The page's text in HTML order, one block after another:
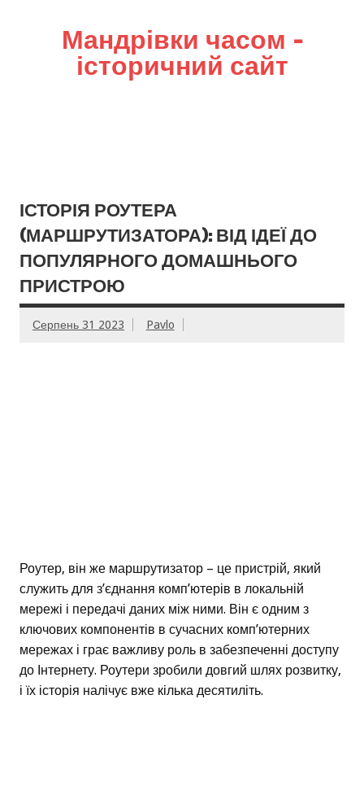
Мандрівки часом –
історичний сайт
ІСТОРІЯ РОУТЕРА
(МАРШРУТИЗАТОРА): ВІД ІДЕЇ ДО
ПОПУЛЯРНОГО ДОМАШНЬОГО
ПРИСТРОЮ
Серпень 31 2023 Pavlo
Роутер, він же маршрутизатор – це пристрій, який
служить для з’єднання комп’ютерів в локальній
мережі і передачі даних між ними. Він є одним з
ключових компонентів в сучасних комп’ютерних
мережах і грає важливу роль в забезпеченні доступу
до Інтернету. Роутери зробили довгий шлях розвитку,
і їх історія налічує вже кілька десятиліть.